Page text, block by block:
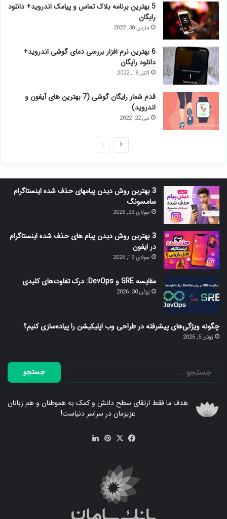
5 بهترين برنامه بلاک تماس و پیامک اندروید+ دانلود
رایگان
مارس 30, 2022
6 بهترین نرم افزار بررسی دمای گوشی اندروید+
دانلود رایگان
اکتبر 18, 2022
قدم شمار رایگان گوشی (7 بهترین های آیفون و
اندروید)
می 22, 2022
صفحه
صفحه
3 بهترین روش دیدن پیامهای حذف شده اینستاگرام
سامسونگ
جولای 23, 2026
3 بهترین روش دیدن پیام های حذف شده اینستاگرام
در ایفون
جولای 19, 2026
مقایسه SRE و DevOps: درک تفاوت‌های کلیدی
ژوئن 30, 2026
چگونه ویژگی‌های پیشرفته در طراحی وب اپلیکیشن را پیاده‌سازی کنیم؟
ژوئن 5, 2026
جستجو
برای:
هدف ما فقط ارتقای سطح دانش و کمک به هموطنان و هم زبانان
عزیزمان در سراسر دنیاست!
فیسX ‫پین‌ترست